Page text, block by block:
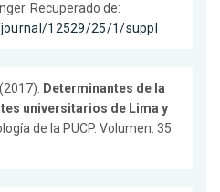
Recuperado de:
12529/25/1/suppl
(2017). Determinantes de la
universitarios de Lima y
de la PUCP. Volumen: 35.